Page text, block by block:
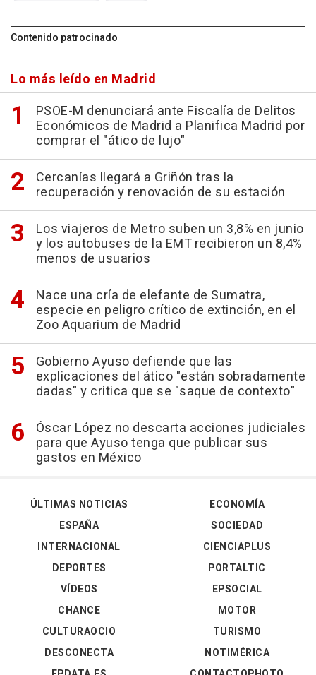
Contenido patrocinado
Lo más leído en Madrid
PSOE-M denunciará ante Fiscalía de Delitos
Económicos de Madrid a Planifica Madrid por
comprar el "ático de lujo"
Cercanías llegará a Griñón tras la
recuperación y renovación de su estación
Los viajeros de Metro suben un 3,8% en junio
y los autobuses de la EMT recibieron un 8,4%
menos de usuarios
Nace una cría de elefante de Sumatra,
especie en peligro crítico de extinción, en el
Zoo Aquarium de Madrid
Gobierno Ayuso defiende que las
explicaciones del ático "están sobradamente
dadas" y critica que se "saque de contexto"
Óscar López no descarta acciones judiciales
para que Ayuso tenga que publicar sus
gastos en México
ÚLTIMAS NOTICIAS
ESPAÑA
INTERNACIONAL
DEPORTES
VÍDEOS
ECONOMÍA
SOCIEDAD
CIENCIAPLUS
PORTALTIC
EPSOCIAL
CHANCE
CULTURAOCIO
DESCONECTA
MOTOR
TURISMO
NOTIMÉRICA